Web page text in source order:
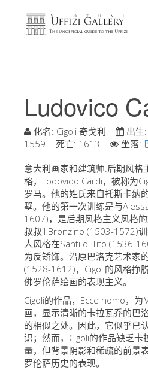
主页
活动 & 展览
游客的评论
联系我们
参观乌菲兹
现在预定
虚拟之旅
杰作
展示室
艺术家
新展示室厅
佛罗伦萨博物馆
巴杰罗美术馆
学院美术馆
Ludovico
化名: Cigoli 奇戈利
出生:
1559 - 死亡: 1613 坐落:
意大利画家和建筑师.后期风格
格，Lodovido Cardi，被称为
罗马。他的姓氏来自托斯卡纳
墅。他的第一次训练是与
1607)，是后期风格主义风格
叔叔il Bronzino (1503-1572)
人风格在Santi di Tito (1536-
为反矫饰。沿原巴洛克艺术家
(1528-1612)，Cigoli的风格挣
佛罗伦萨绘画的表现主义。
Cigoli的作品，Ecce homo，
画，显示清晰的卡拉瓦乔的巴
的相似之处。因此，它似乎已
识；然而，Cigoli的作品缺乏卡
量，但背景阴影和稀疏的前景
罗伦萨历史的表现。